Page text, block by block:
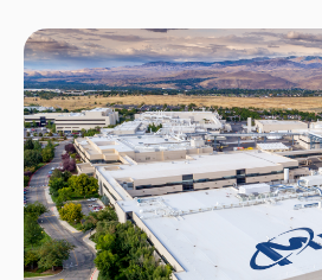
보여주고 있습니다. 이는 마치 수십 톤 덤프트
같은 수준의 속도감입니다. 실업률은 3.7%로
인플레이션은 계속 하락해 연준의 목표치인
문화적 변화와 기술적 혁신 역시 화려하게 꽃을
인터넷을 통해 글로벌화되고 있고 밈은 이제
되고 있습니다. 인공지능을 통한 기술적 혁신은
놓을 것으로 평가되고 있습니다. 연준은 1980
캠페인을 끝내고 금융시장을 다독이는 완화 모
월가는 이제 AI 버블의 태동을 감지하고 있습니
말라는 법이 없어 보이는 것이 현실입니다.